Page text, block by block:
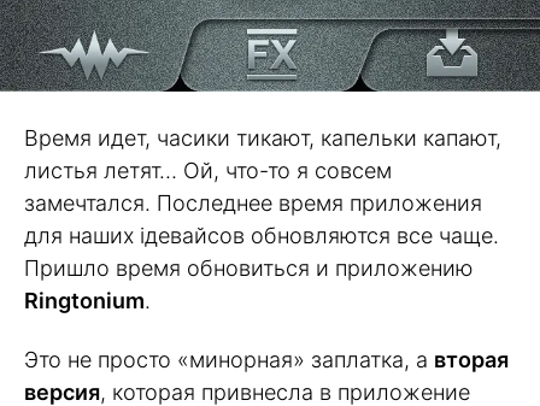
Время идет, часики тикают, капельки капают,
листья летят… Ой, что-то я совсем
замечтался. Последнее время приложения
для наших iдевайсов обновляются все чаще.
Пришло время обновиться и приложению
Ringtonium.
Это не просто «минорная» заплатка, а вторая
версия, которая привнесла в приложение